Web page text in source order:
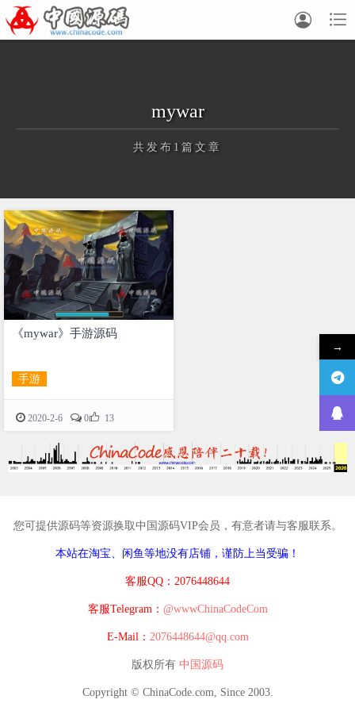


mywar
共发布1篇文章
正在为您加载新内容
《mywar》手游源码
手游
2020-2-6 0 13
您可提供源码等资源换取中国源码VIP会员，有意者请与客服联系。
本站在淘宝、闲鱼等地没有店铺，谨防上当受骗！
客服QQ：2076448644
客服Telegram： @wwwChinaCodeCom
E-Mail： 2076448644@qq.com
版权所有 中国源码
Copyright © ChinaCode.com, Since 2003.
→